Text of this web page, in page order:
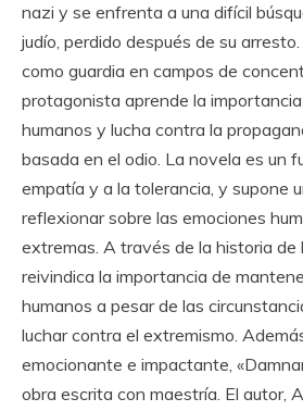
nazi y se enfrenta a una difícil
judío, perdido después de su
como guardia en campos de
protagonista aprende la
humanos y lucha contra la
basada en el odio. La novela es un
empatía y a la tolerancia, y supone
reflexionar sobre las emociones
extremas. A través de la historia de
reivindica la importancia de
humanos a pesar de las
luchar contra el extremismo.
emocionante e impactante,
obra escrita con maestría. El autor,